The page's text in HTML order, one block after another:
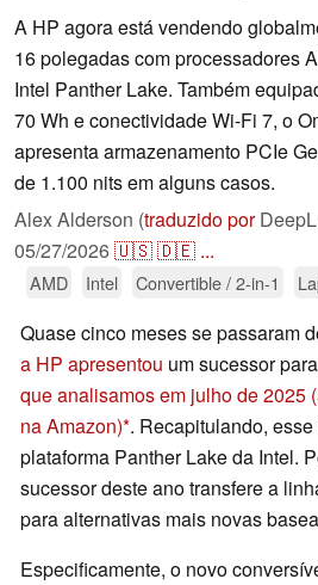
A HP agora está vendendo
16 polegadas com processadores
Intel Panther Lake. Também
70 Wh e conectividade Wi-Fi 7, o
apresenta armazenamento PCIe
de 1.100 nits em alguns casos.
Alex Alderson (traduzido porDeepL
05/27/2026🇺🇸🇩🇪 ...
AMD Intel Convertible / 2-in-1
Quase cinco meses se passaram
a HP apresentou um sucessor
que analisamos em julho de 2025
na Amazon) . Recapitulando,
plataforma Panther Lake da Intel.
sucessor deste ano transfere a
para alternativas mais novas
Especificamente, o novo